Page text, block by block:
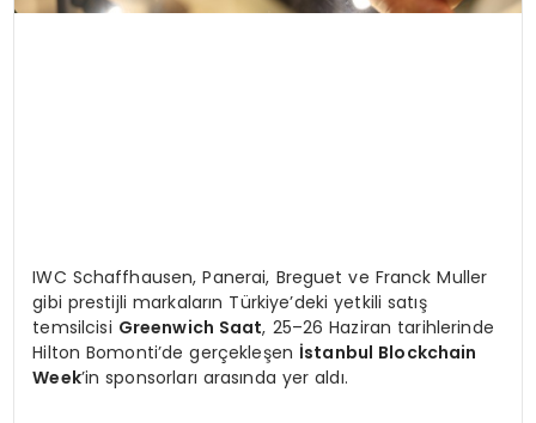
IWC Schaffhausen, Panerai, Breguet ve Franck Muller
gibi prestijli markaların Türkiye’deki yetkili satış
temsilcisi Greenwich Saat, 25–26 Haziran tarihlerinde
Hilton Bomonti’de gerçekleşen İstanbul Blockchain
Week’in sponsorları arasında yer aldı.